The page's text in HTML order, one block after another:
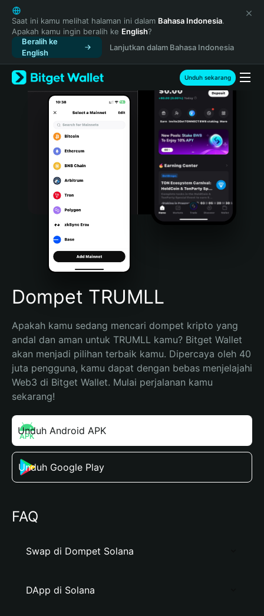
English
日本語
Tiếng Việt
Русский
Español (Latinoamérica)
Türkçe
Italiano
Português (Portugal)
Bahasa Indonesia
Português (Brasil)
Español (Argentina)
Saat ini kamu melihat halaman ini dalam Bahasa Indonesia.
Apakah kamu ingin beralih ke English?
Beralih ke
English
Lanjutkan dalam Bahasa Indonesia
Unduh sekarang
Dompet TRUMLL
Apakah kamu sedang mencari dompet kripto yang
andal dan aman untuk TRUMLL kamu? Bitget Wallet
akan menjadi pilihan terbaik kamu. Dipercaya oleh 40
juta pengguna, kamu dapat dengan bebas menjelajahi
Web3 di Bitget Wallet. Mulai perjalanan kamu
sekarang!
Unduh Android APK
Unduh Google Play
FAQ
Swap di Dompet Solana
DApp di Solana